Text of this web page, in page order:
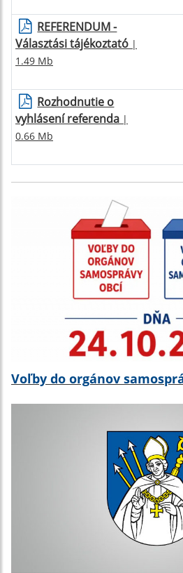
REFERENDUM -
Választási tájékoztató |
1.49 Mb
Rozhodnutie o
vyhlásení referenda |
0.66 Mb
Voľby do orgánov